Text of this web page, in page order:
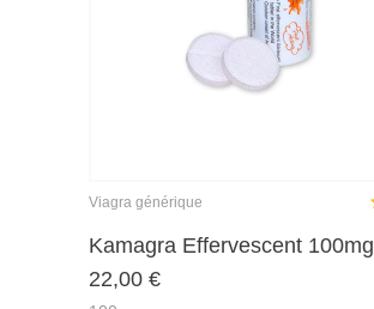
Viagra générique
Kamagra Effervescent 100mg
22,00 €